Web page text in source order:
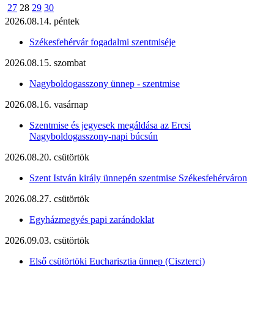
27 28 29 30
2026.08.14. péntek
Székesfehérvár fogadalmi szentmiséje
2026.08.15. szombat
Nagyboldogasszony ünnep - szentmise
2026.08.16. vasárnap
Szentmise és jegyesek megáldása az Ercsi
Nagyboldogasszony-napi búcsún
2026.08.20. csütörtök
Szent István király ünnepén szentmise Székesfehérváron
2026.08.27. csütörtök
Egyházmegyés papi zarándoklat
2026.09.03. csütörtök
Első csütörtöki Eucharisztia ünnep (Ciszterci)